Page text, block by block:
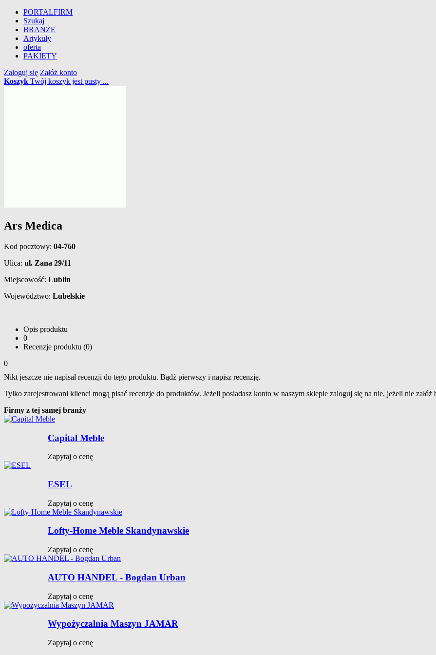
PORTALFIRM
Szukaj
BRANŻE
Artykuły
oferta
PAKIETY
Zaloguj się Załóż konto
Koszyk Twój koszyk jest pusty ...
Ars Medica
Kod pocztowy: 04-760
Ulica: ul. Zana 29/11
Miejscowość: Lublin
Województwo: Lubelskie
Opis produktu
0
Recenzje produktu (0)
0
Nikt jeszcze nie napisał recenzji do tego produktu. Bądź pierwszy i napisz recenzję.
Tylko zarejestrowani klienci mogą pisać recenzje do produktów. Jeżeli posiadasz konto w naszym sklepie zaloguj się na nie, jeżeli nie załóż
Firmy z tej samej branży
Capital Meble
Zapytaj o cenę
ESEL
Zapytaj o cenę
Lofty-Home Meble Skandynawskie
Zapytaj o cenę
AUTO HANDEL - Bogdan Urban
Zapytaj o cenę
Wypożyczalnia Maszyn JAMAR
Zapytaj o cenę